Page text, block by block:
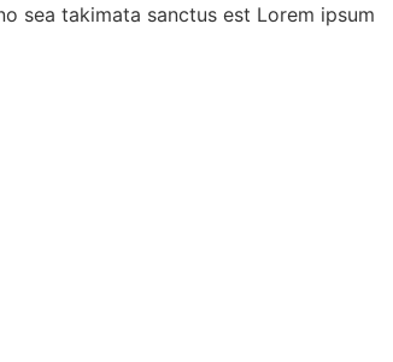
sea takimata sanctus est Lorem ipsum